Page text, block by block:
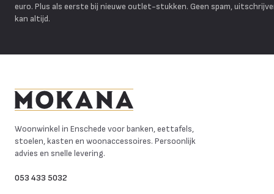
euro. Plus als eerste bij nieuwe outlet-stukken. Geen spam,
kan altijd.
Woonwinkel in Enschede voor banken, eettafels,
stoelen, kasten en woonaccessoires. Persoonlijk
advies en snelle levering.
053 433 5032